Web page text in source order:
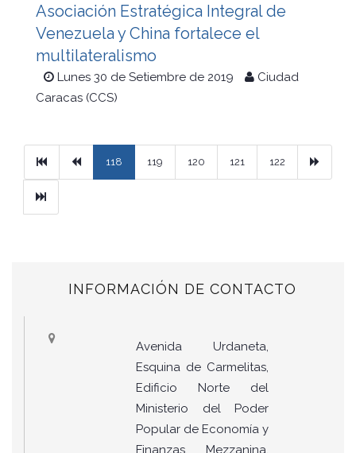
Asociación Estratégica Integral de
Venezuela y China fortalece el
multilateralismo
Lunes 30 de Setiembre de 2019
Ciudad
Caracas (CCS)
PrimeraPrevious
118 119 120 121 122
Ultimo
INFORMACIÓN DE CONTACTO
Avenida Urdaneta,
Esquina de Carmelitas,
Edificio Norte del
Ministerio del Poder
Popular de Economía y
Finanzas, Mezzanina.